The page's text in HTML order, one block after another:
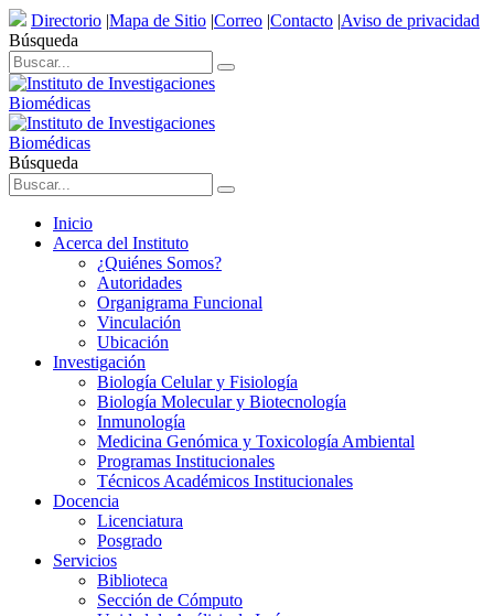
Directorio |Mapa de Sitio |Correo |Contacto |Aviso de privacidad
Búsqueda
Búsqueda
Inicio
Acerca del Instituto
¿Quiénes Somos?
Autoridades
Organigrama Funcional
Vinculación
Ubicación
Investigación
Biología Celular y Fisiología
Biología Molecular y Biotecnología
Inmunología
Medicina Genómica y Toxicología Ambiental
Programas Institucionales
Técnicos Académicos Institucionales
Docencia
Licenciatura
Posgrado
Servicios
Biblioteca
Sección de Cómputo